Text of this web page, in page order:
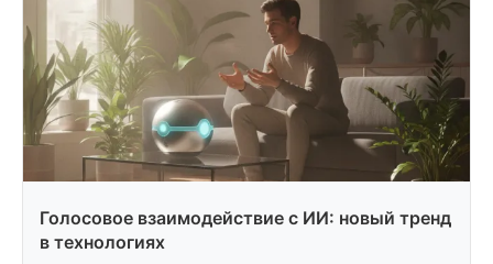
Голосовое взаимодействие с ИИ: новый тренд
в технологиях